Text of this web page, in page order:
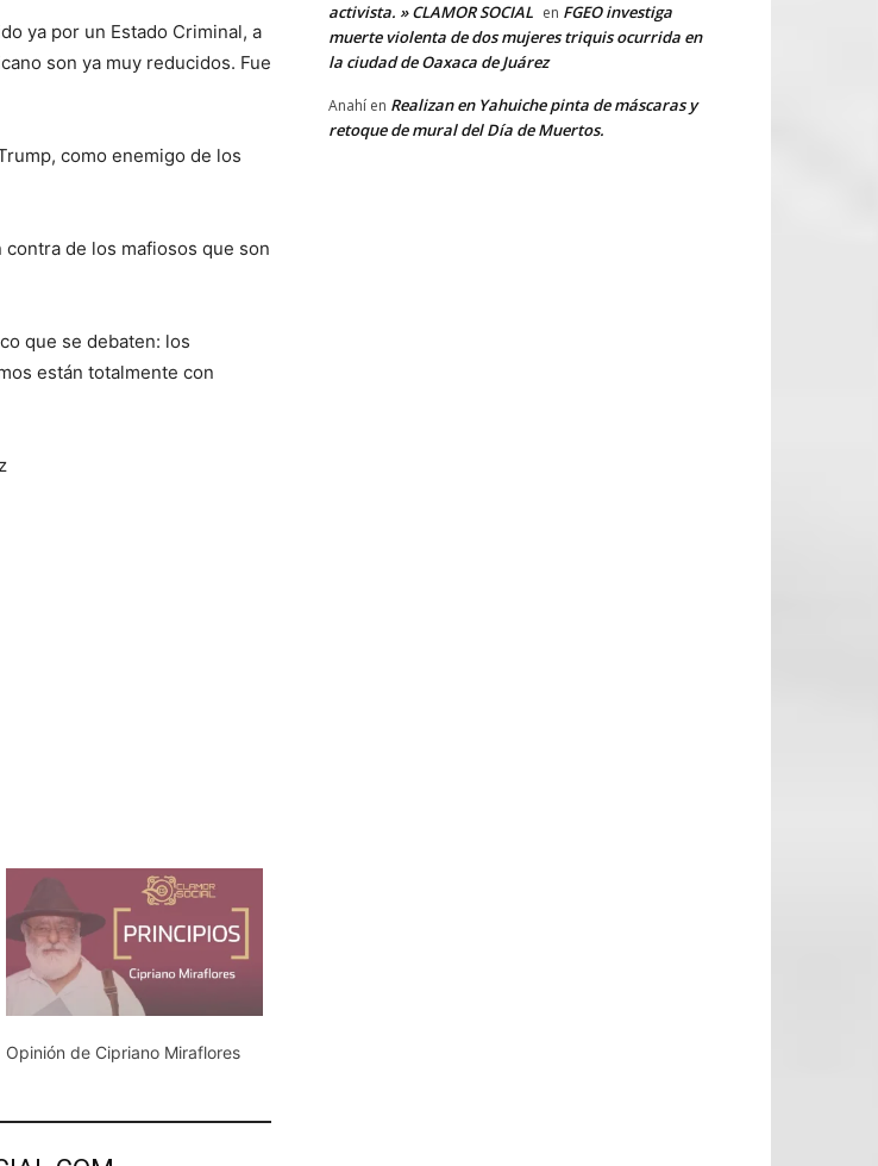
ya por un Estado Criminal, a
son ya muy reducidos. Fue
como enemigo de los
de los mafiosos que son
que se debaten: los
están totalmente con
Opinión de Cipriano Miraflores
activista. » CLAMOR SOCIAL en FGEO investiga
muerte violenta de dos mujeres triquis ocurrida en
la ciudad de Oaxaca de Juárez
Anahí en Realizan en Yahuiche pinta de máscaras y
retoque de mural del Día de Muertos.